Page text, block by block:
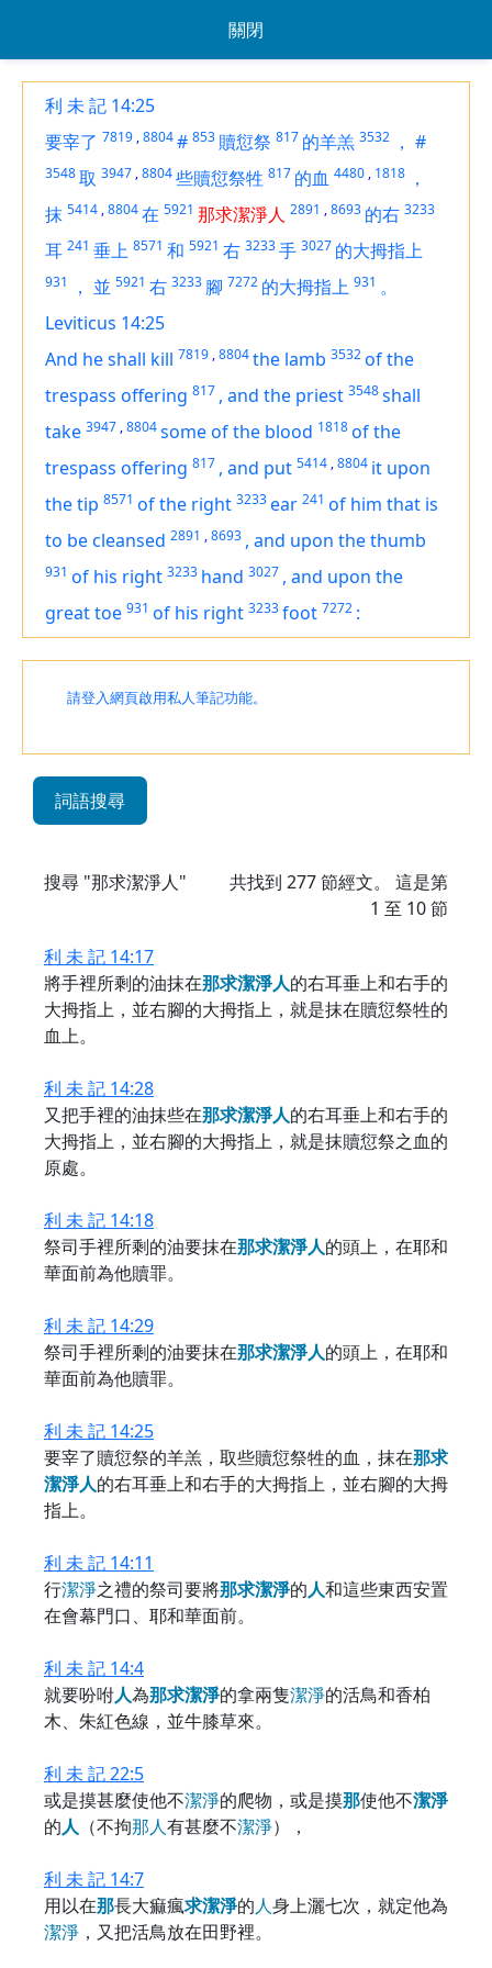
關閉
利 未 記 14:25
要宰了 7819 ,8804# 853 贖愆祭 817 的羊羔 3532 ， #
3548取 3947 ,8804些贖愆祭牲 817 的血 4480 , 1818 ，
抹 5414 ,8804在 5921 那求潔淨人 2891 ,8693 的右 3233
耳 241 垂上 8571 和 5921 右 3233手 3027 的大拇指上
931 ， 並 5921 右 3233 腳 7272 的大拇指上 931 。
Leviticus 14:25
And he shall kill 7819 ,8804the lamb 3532of the
trespass offering 817 , and the priest 3548shall
take 3947 ,8804someof the blood 1818of the
trespass offering 817 , and put 5414 ,8804 it upon
the tip 8571 of the right 3233ear 241 of him that is
to be cleansed 2891 ,8693 , and upon the thumb
931 of his right 3233 hand 3027 , and upon the
great toe 931 of his right 3233foot 7272 :
請登入網頁啟用私人筆記功能。
詞語搜尋
搜尋 "那求潔淨人" 共找到 277節經文。 這是第
1 至 10 節
利 未 記 14:17
將手裡所剩的油抹在那求潔淨人的右耳垂上和右手的
大拇指上，並右腳的大拇指上，就是抹在贖愆祭牲的
血上。
利 未 記 14:28
又把手裡的油抹些在那求潔淨人的右耳垂上和右手的
大拇指上，並右腳的大拇指上，就是抹贖愆祭之血的
原處。
利 未 記 14:18
祭司手裡所剩的油要抹在那求潔淨人的頭上，在耶和
華面前為他贖罪。
利 未 記 14:29
祭司手裡所剩的油要抹在那求潔淨人的頭上，在耶和
華面前為他贖罪。
利 未 記 14:25
要宰了贖愆祭的羊羔，取些贖愆祭牲的血，抹在那求
潔淨人的右耳垂上和右手的大拇指上，並右腳的大拇
指上。
利 未 記 14:11
行潔淨之禮的祭司要將那求潔淨的人和這些東西安置
在會幕門口、耶和華面前。
利 未 記 14:4
就要吩咐人為那求潔淨的拿兩隻潔淨的活鳥和香柏
木、朱紅色線，並牛膝草來。
利 未 記 22:5
或是摸甚麼使他不潔淨的爬物，或是摸那使他不潔淨
的人 （不拘那人有甚麼不潔淨），
利 未 記 14:7
用以在那長大痲瘋求潔淨的人身上灑七次，就定他為
潔淨 ，又把活鳥放在田野裡。